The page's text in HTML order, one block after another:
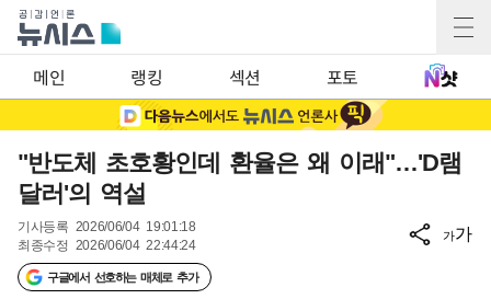
메인 랭킹 섹션 포토
"반도체 초호황인데 환율은 왜 이래"…'D램
달러'의 역설
기사등록 2026/06/04 19:01:18
최종수정 2026/06/04 22:44:24
구글에서 선호하는 매체로 추가
가가